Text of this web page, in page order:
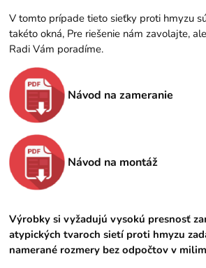
V tomto prípade tieto sieťky proti hmyzu
takéto okná, Pre riešenie nám zavolajte,
Radi Vám poradíme.
Návod na zameranie
Návod na montáž
Výrobky si vyžadujú vysokú presnosť
atypických tvaroch sietí proti hmyzu
namerané rozmery bez odpočtov v